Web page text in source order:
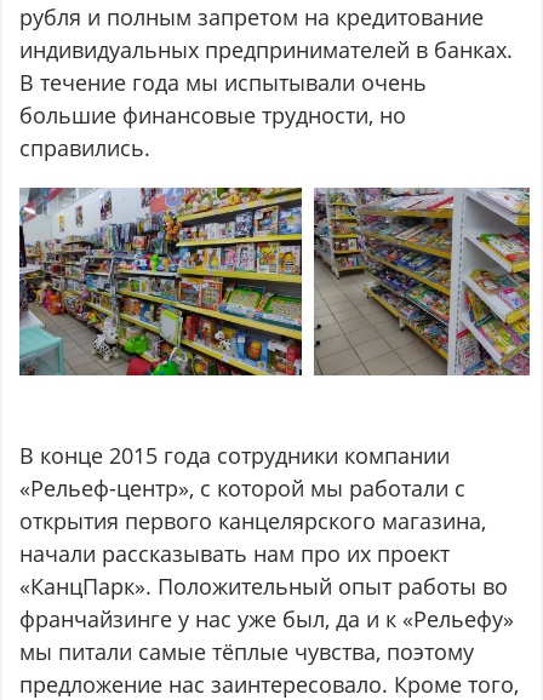
рубля и полным запретом на кредитование
индивидуальных предпринимателей в банках.
В течение года мы испытывали очень
большие финансовые трудности, но
справились.
В конце 2015 года сотрудники компании
«Рельеф-центр», с которой мы работали с
открытия первого канцелярского магазина,
начали рассказывать нам про их проект
«КанцПарк». Положительный опыт работы во
франчайзинге у нас уже был, да и к «Рельефу»
мы питали самые тёплые чувства, поэтому
предложение нас заинтересовало. Кроме того,